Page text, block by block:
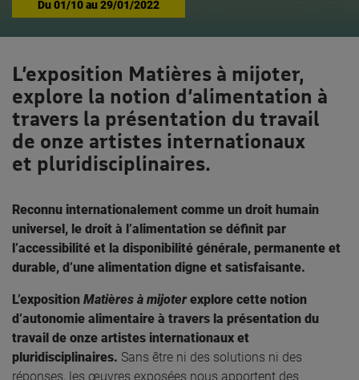
Du01/10au29/01/2022
L’exposition Matières à mijoter,
explore la notion d’alimentation à
travers la présentation du travail
de onze artistes internationaux
et pluridisciplinaires.
Reconnu internationalement comme un droit humain
universel, le droit à l’alimentation se définit par
l’accessibilité et la disponibilité générale, permanente et
durable, d’une alimentation digne et satisfaisante.
L’exposition Matières à mijoterexplore cette notion
d’autonomie alimentaire à travers la présentation du
travail de onze artistes internationaux et
pluridisciplinaires. Sans être ni des solutions ni des
réponses, les œuvres exposées nous apportent des